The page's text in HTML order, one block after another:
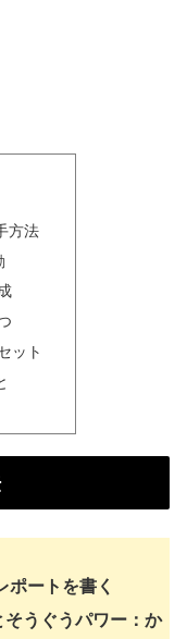
方法
ット
ポートを書く
うぐうパワー：か